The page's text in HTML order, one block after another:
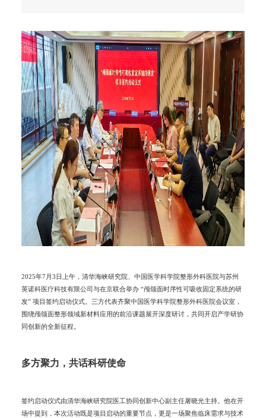
2025年7月3日上午，清华海峡研究院、中国医学科学院整形外科医院与苏州
英诺科医疗科技有限公司与在京联合举办 “颅颌面时序性可吸收固定系统的研
发” 项目签约启动仪式。三方代表齐聚中国医学科学院整形外科医院会议室，
围绕颅颌面整形领域新材料应用的前沿课题展开深度研讨，共同开启产学研协
同创新的全新征程。
多方聚力，共话科研使命
签约启动仪式由清华海峡研究院医工协同创新中心副主任屠晓光主持。他在开
场中提到，本次活动既是项目启动的重要节点，更是一场聚焦临床需求与技术